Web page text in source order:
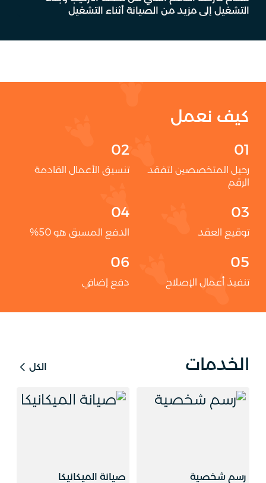
التشغيل إلى مزيد من الصيانة أثناء التشغيل
كيف نعمل
رحيل المتخصصين لتفقد
الرقم
تنسيق الأعمال القادمة
توقيع العقد الدفع المسبق هو 50%
تنفيذ أعمال الإصلاح دفع إضافي
الخدمات الكل
رسم شخصية صيانة الميكانيكا